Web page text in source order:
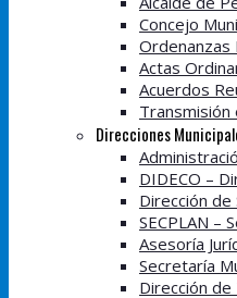
Concejo
Ordenanzas
Actas
Acuerdos
Transmisión
Direcciones
DIDECO –
Dirección de
SECPLAN –
Asesoría
Secretaría
Dirección